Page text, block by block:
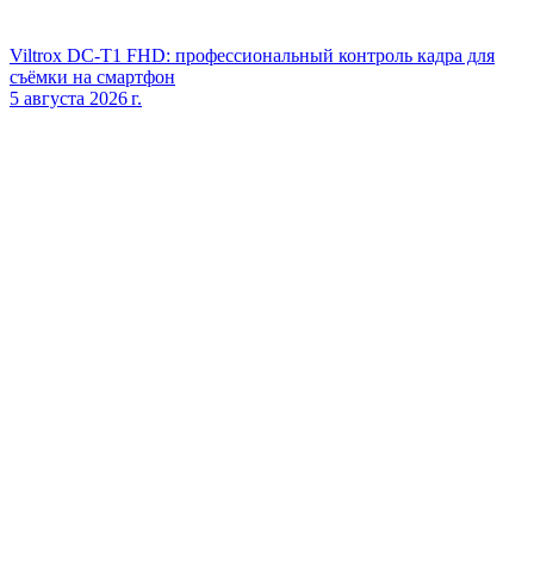
Viltrox DC‑T1 FHD: профессиональный контроль кадра для
съёмки на смартфон
5 августа 2026 г.